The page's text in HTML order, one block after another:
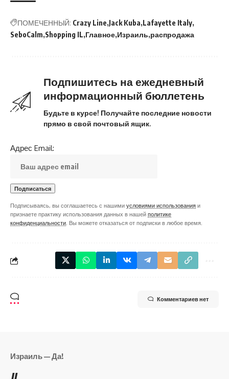
ПОМЕЧЕННЫЙ: Crazy Line Jack Kuba Lafayette Italy
SeboCalm Shopping IL Главное Израиль распродажа
Подпишитесь на ежедневный
информационный бюллетень
Будьте в курсе! Получайте последние новости
прямо в свой почтовый ящик.
Адрес Email:
Подписываясь, вы соглашаетесь с нашими условиями использования и
признаете практику использования данных в нашей политике
конфиденциальности . Вы можете отказаться от подписки в любое время.
Комментариев нет
Израиль — Да!